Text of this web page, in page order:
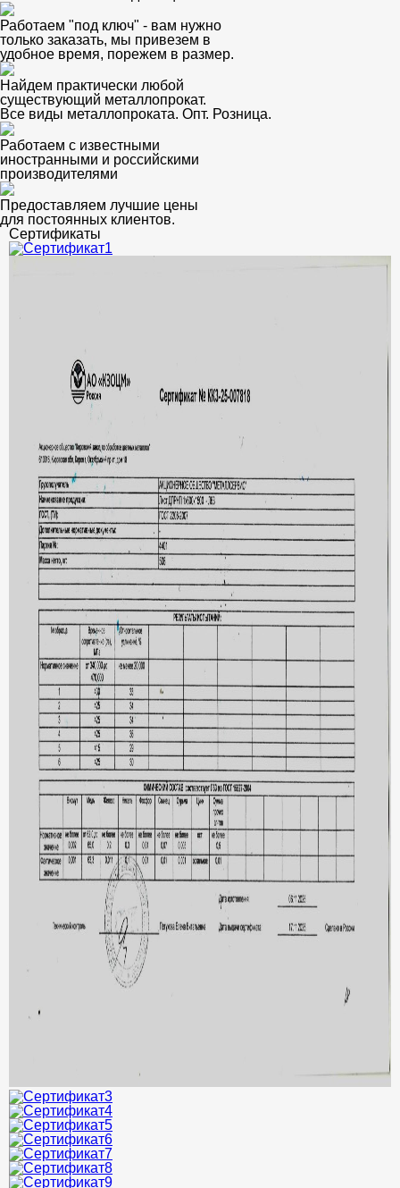
Работаем "под ключ" - вам нужно
только заказать, мы привезем в
удобное время, порежем в размер.
Найдем практически любой
существующий металлопрокат.
Все виды металлопроката. Опт. Розница.
Работаем с известными
иностранными и российскими
производителями
Предоставляем лучшие цены
для постоянных клиентов.
Сертификаты